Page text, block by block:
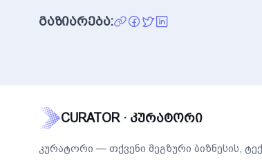
გაზიარება:
CURATOR · კურატორი
კურატორი — თქვენი მეგზური ბიზნესის,